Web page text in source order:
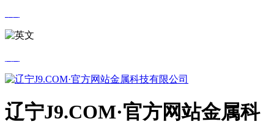
辽宁J9.COM·官方网站金属科